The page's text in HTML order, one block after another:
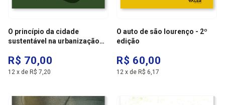
O princípio da cidade
sustentável na urbanização
R$ 70,00
12 x de R$ 7,20
O auto de são lourenço - 2º
edição
R$ 60,00
12 x de R$ 6,17